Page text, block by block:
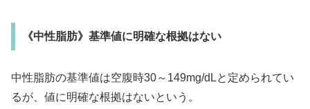
《中性脂肪》基準値に明確な根拠はない
中性脂肪の基準値は空腹時30～149mg/dLと定められてい
るが、値に明確な根拠はないという。